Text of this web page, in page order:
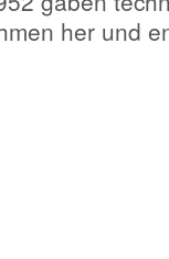
her und